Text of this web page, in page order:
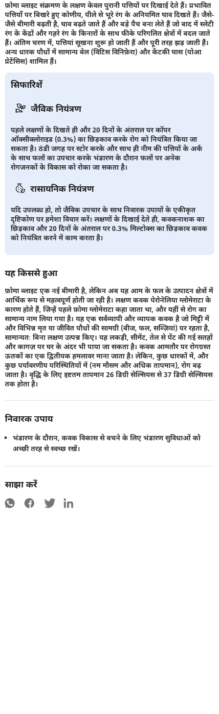
फ़ोमा ब्लाइट संक्रमण के लक्षण केवल पुरानी पत्तियों पर दिखाई देते हैं। प्रभावित
पत्तियाँ पर बिखरे हुए कोणीय, पीले से भूरे रंग के अनियमित घाव दिखते हैं। जैसे-
जैसे बीमारी बढ़ती है, घाव बढ़ते जाते हैं और बड़े पैच बना लेते हैं जो बाद में स्लेटी
रंग के केंद्रों और गहरे रंग के किनारों के साथ फीके परिगलित क्षेत्रों में बदल जाते
हैं। अंतिम चरण में, पत्तियां सूखना शुरू हो जाती हैं और पूरी तरह झड़ जाती हैं।
अन्य धारक पौधों में सामान्य बेल (विटिस विनिफ़ेरा) और केंटकी घास (पोआ
प्रेटेंसिस) शामिल हैं।
सिफारिशें
जैविक नियंत्रण
पहले लक्षणों के दिखते ही और 20 दिनों के अंतराल पर कॉपर
ऑक्सीक्लोराइड (0.3%) का छिड़काव करके रोग को नियंत्रित किया जा
सकता है। ठंडी जगह पर स्टोर करके और साथ ही नीम की पत्तियों के अर्क
के साथ फलों का उपचार करके भंडारण के दौरान फलों पर अनेक
रोगजनकों के विकास को रोका जा सकता है।
रासायनिक नियंत्रण
यदि उपलब्ध हो, तो जैविक उपचार के साथ निवारक उपायों के एकीकृत
दृष्टिकोण पर हमेशा विचार करें। लक्षणों के दिखाई देते ही, कवकनाशक का
छिड़काव और 20 दिनों के अंतराल पर 0.3% मिल्टोक्स का छिड़काव कवक
को नियंत्रित करने में काम करता है।
यह किससे हुआ
फ़ोमा ब्लाइट एक नई बीमारी है, लेकिन अब यह आम के फल के उत्पादन क्षेत्रों में
आर्थिक रूप से महत्वपूर्ण होती जा रही है। लक्षण कवक पेरोनेलिया ग्लोमेराटा के
कारण होते हैं, जिन्हें पहले फ़ोमा ग्लोमेराटा कहा जाता था, और यहीं से रोग का
सामान्य नाम लिया गया है। यह एक सर्वव्यापी और व्यापक कवक है जो मिट्टी में
और विभिन्न मृत या जीवित पौधों की सामग्री (बीज, फल, सब्ज़ियां) पर रहता है,
सामान्यतः बिना लक्षण उत्पन्न किए। यह लकड़ी, सीमेंट, तेल से पेंट की गई सतहों
और कागज़ पर घर के अंदर भी पाया जा सकता है। कवक आमतौर पर रोगग्रस्त
ऊतकों का एक द्वितीयक हमलावर माना जाता है। लेकिन, कुछ धारकों में, और
कुछ पर्यावरणीय परिस्थितियों में (नम मौसम और अधिक तापमान), रोग बढ़
जाता है। वृद्धि के लिए इष्टतम तापमान 26 डिग्री सेल्सियस से 37 डिग्री सेल्सियस
तक होता है।
निवारक उपाय
भंडारण के दौरान, कवक विकास से बचने के लिए भंडारण सुविधाओं को
अच्छी तरह से स्वच्छ रखें।
साझा करें